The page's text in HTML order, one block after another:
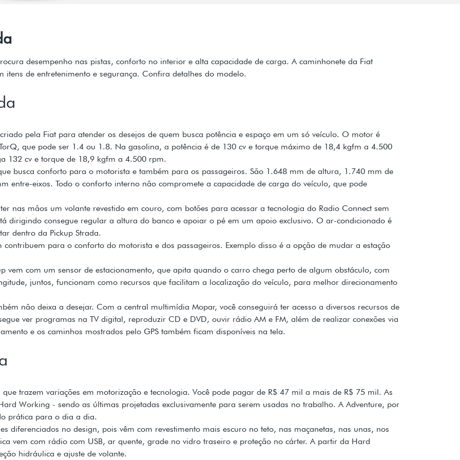
desempenho nas pistas, conforto no interior e alta capacidade de carga. A caminhonete da Fiat
itens de entretenimento e segurança. Confira detalhes do modelo.
pela Fiat para atender os desejos de quem busca potência e espaço em um só veículo. O motor é
que pode ser 1.4 ou 1.8. Na gasolina, a potência é de 130 cv e torque máximo de 18,4 kgfm a 4.500
132 cv e torque de 18,9 kgfm a 4.500 rpm.
busca conforto para o motorista e também para os passageiros. São 1.648 mm de altura, 1.740 mm de
entre-eixos. Todo o conforto interno não compromete a capacidade de carga do veículo, que pode
nas mãos um volante revestido em couro, com botões para acessar a tecnologia do Radio Connect sem
dirigindo consegue regular a altura do banco e apoiar o pé em um apoio exclusivo. O ar-condicionado é
dentro da Pickup Strada.
contribuem para o conforto do motorista e dos passageiros. Exemplo disso é a opção de mudar a estação
vem com um sensor de estacionamento, que apita quando o carro chega perto de algum obstáculo, com
juntos, funcionam como recursos que facilitam a localização do veículo, para melhor direcionamento
não deixa a desejar. Com a central multimídia Mopar, você conseguirá ter acesso a diversos recursos de
ver programas na TV digital, reproduzir CD e DVD, ouvir rádio AM e FM, além de realizar conexões via
e os caminhos mostrados pelo GPS também ficam disponíveis na tela.
que trazem variações em motorização e tecnologia. Você pode pagar de R$ 47 mil a mais de R$ 75 mil. As
Working - sendo as últimas projetadas exclusivamente para serem usadas no trabalho. A Adventure, por
prática para o dia a dia.
diferenciados no design, pois vêm com revestimento mais escuro no teto, nas maçanetas, nas unas, nos
vem com rádio com USB, ar quente, grade no vidro traseiro e proteção no cárter. A partir da Hard
hidráulica e ajuste de volante.